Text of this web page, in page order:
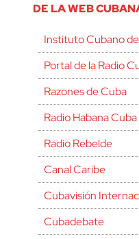
DE LA WEB
Instituto Cubano
Portal de la Radio
Razones de Cuba
Radio Habana Cuba
Radio Rebelde
Canal Caribe
Cubavisión
Cubadebate